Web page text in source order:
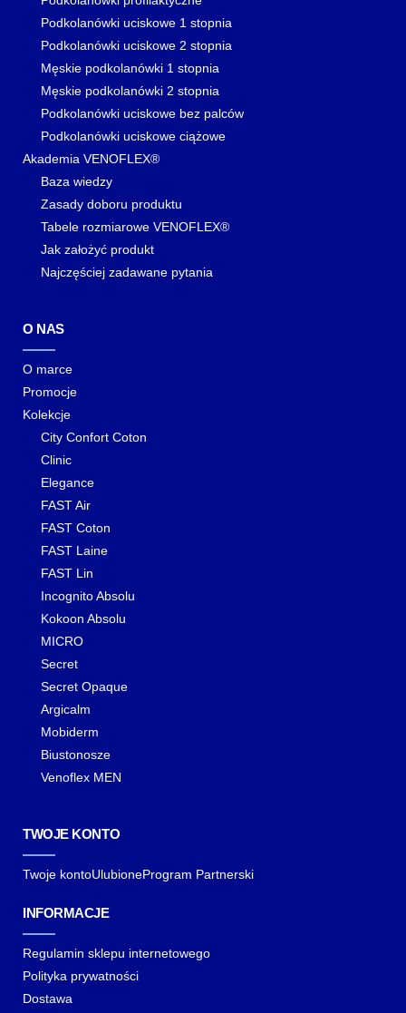
Podkolanówki uciskowe 1 stopnia
Podkolanówki uciskowe 2 stopnia
Męskie podkolanówki 1 stopnia
Męskie podkolanówki 2 stopnia
Podkolanówki uciskowe bez palców
Podkolanówki uciskowe ciążowe
Akademia VENOFLEX®
Baza wiedzy
Zasady doboru produktu
Tabele rozmiarowe VENOFLEX®
Jak założyć produkt
Najczęściej zadawane pytania
O NAS
O marce
Promocje
Kolekcje
City Confort Coton
Clinic
Elegance
FAST Air
FAST Coton
FAST Laine
FAST Lin
Incognito Absolu
Kokoon Absolu
MICRO
Secret
Secret Opaque
Argicalm
Mobiderm
Biustonosze
Venoflex MEN
TWOJE KONTO
Twoje kontoUlubioneProgram Partnerski
INFORMACJE
Regulamin sklepu internetowego
Polityka prywatności
Dostawa